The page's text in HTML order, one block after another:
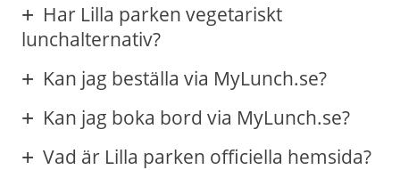
Har Lilla parken vegetariskt
lunchalternativ?
Kan jag beställa via MyLunch.se?
Kan jag boka bord via MyLunch.se?
Vad är Lilla parken officiella hemsida?